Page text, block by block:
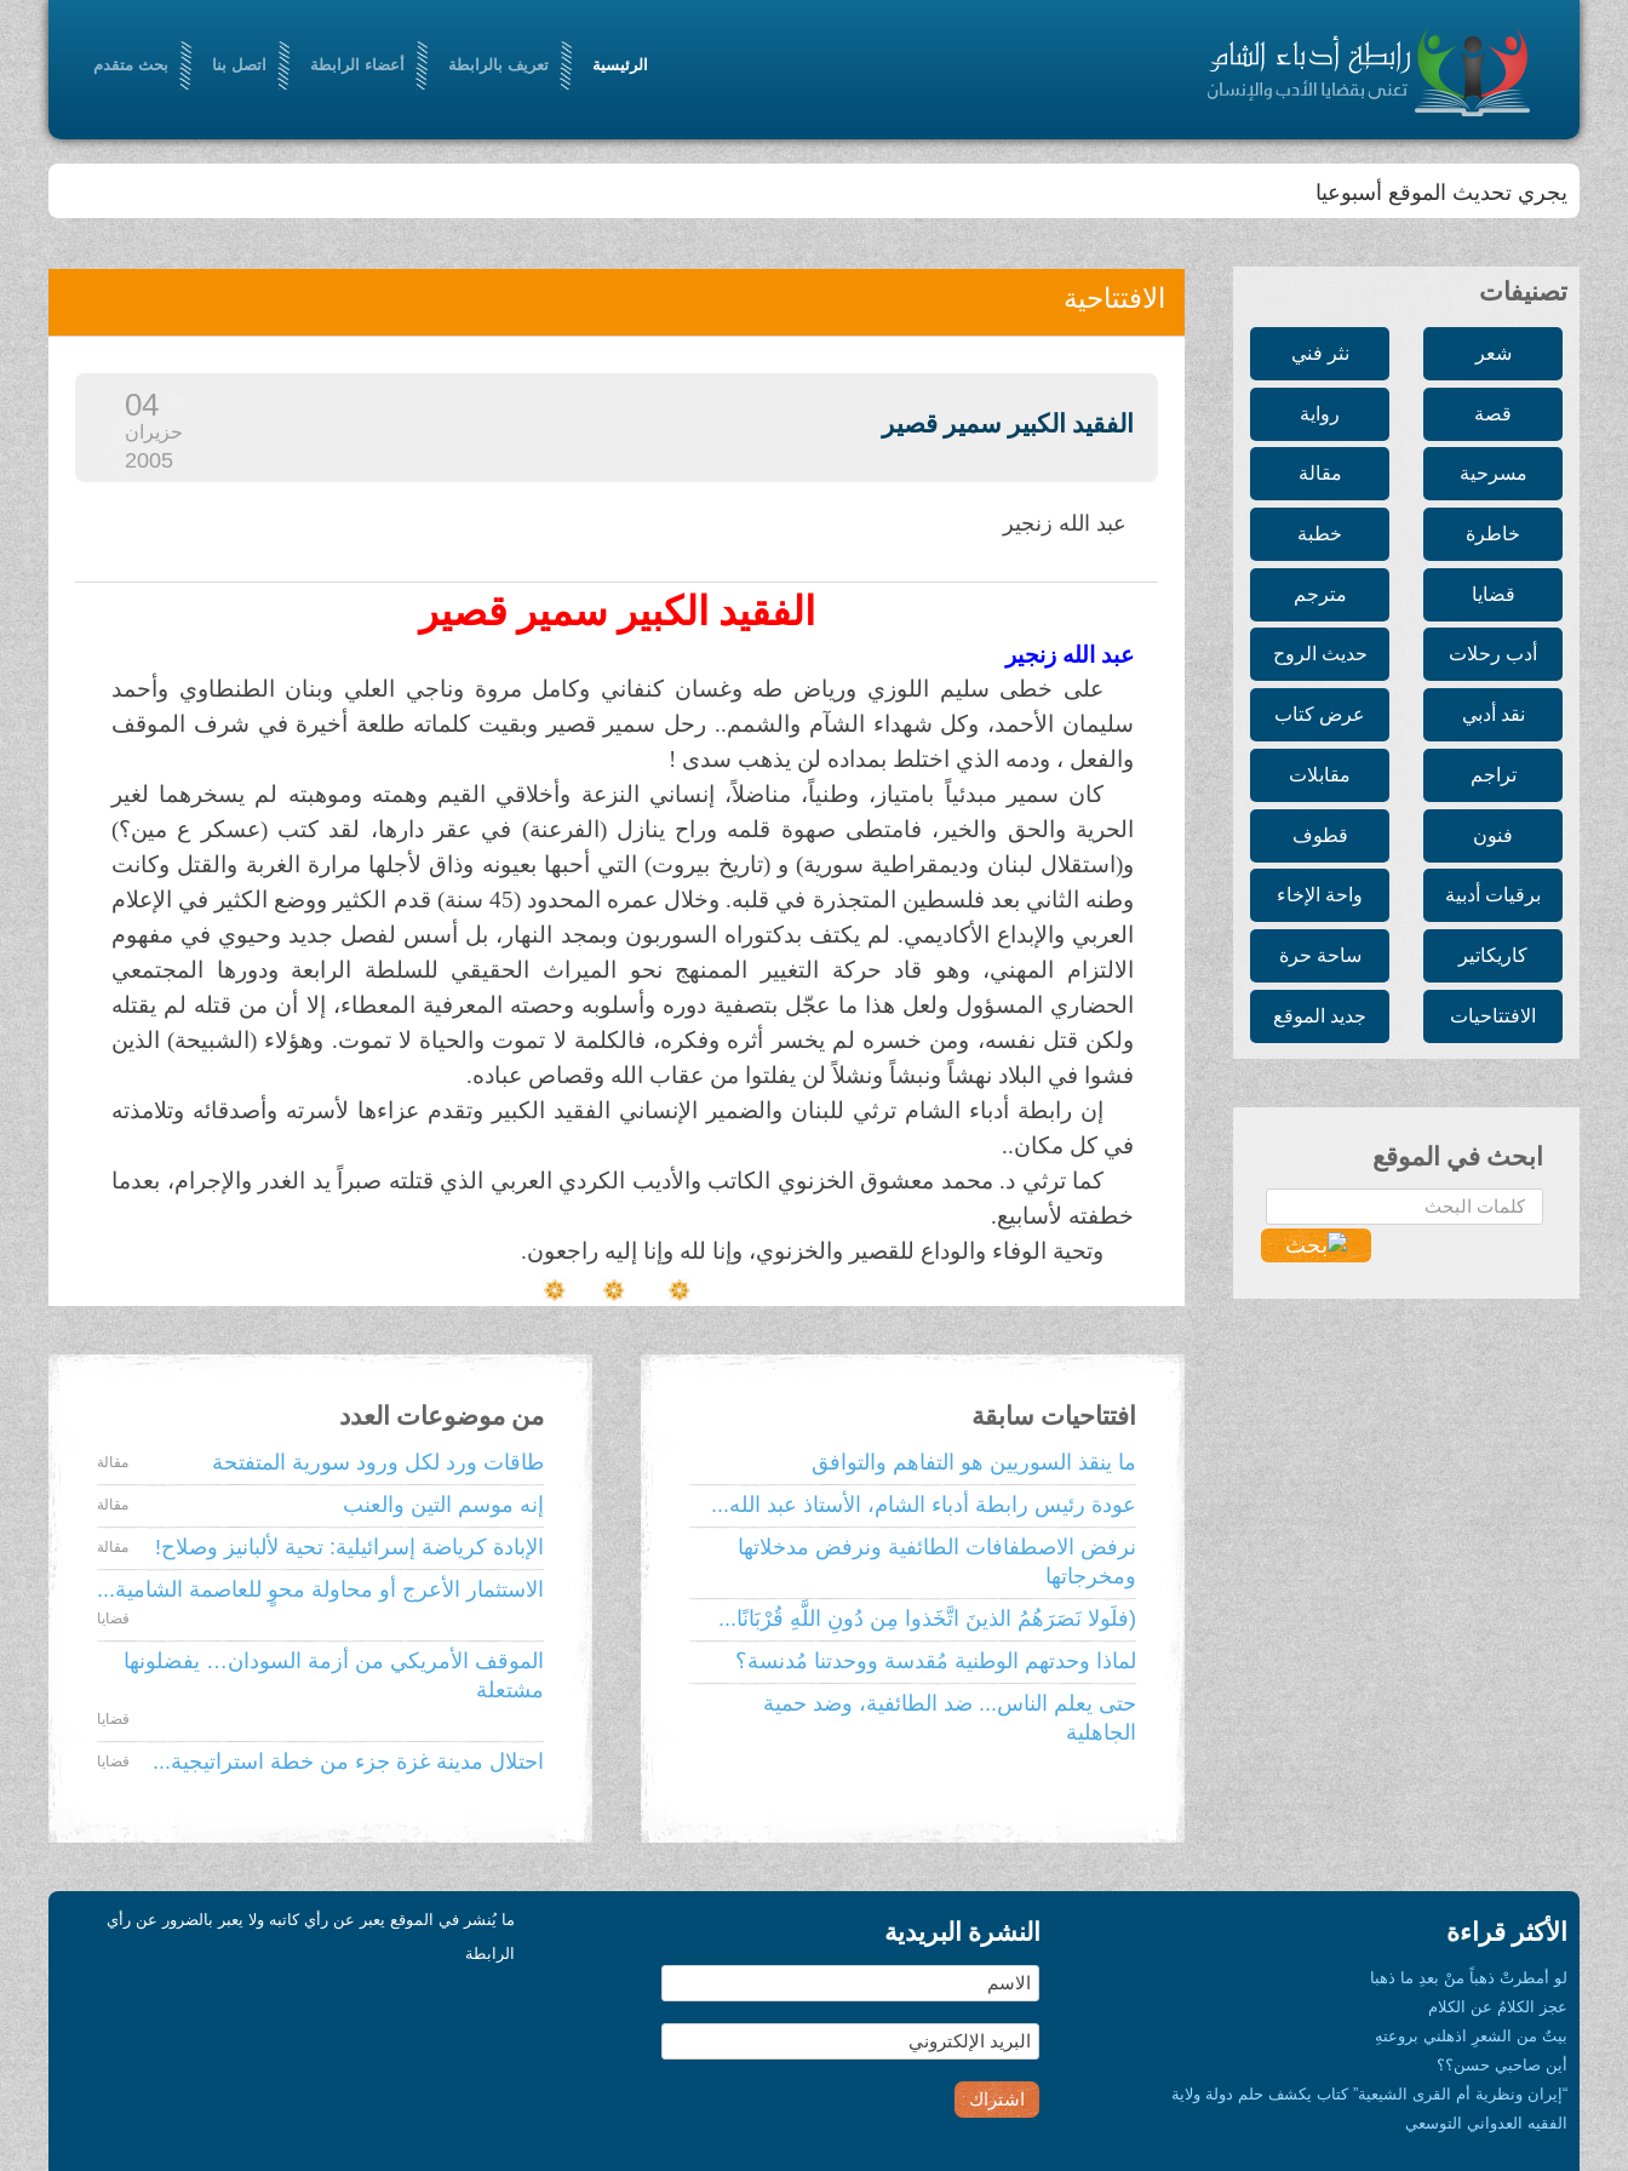
الرئيسية تعريف بالرابطة أعضاء الرابطة اتصل بنا بحث متقدم
يجري تحديث الموقع أسبوعيا
تصنيفات
شعر نثر فني
قصة رواية
مسرحية مقالة
خاطرة خطبة
قضايا مترجم
أدب رحلات حديث الروح
نقد أدبي عرض كتاب
تراجم مقابلات
فنون قطوف
برقيات أدبية واحة الإخاء
كاريكاتير ساحة حرة
الافتتاحيات جديد الموقع
ابحث في الموقع
البحث...
الافتتاحية
الفقيد الكبير سمير قصير
04
حزيران
2005
عبد الله زنجير
الفقيد الكبير سمير قصير
عبد الله زنجير
على خطى سليم اللوزي ورياض طه وغسان كنفاني وكامل مروة وناجي العلي وبنان الطنطاوي وأحمد
سليمان الأحمد، وكل شهداء الشآم والشمم.. رحل سمير قصير وبقيت كلماته طلعة أخيرة في شرف الموقف
والفعل ، ودمه الذي اختلط بمداده لن يذهب سدى !
كان سمير مبدئياً بامتياز، وطنياً، مناضلاً، إنساني النزعة وأخلاقي القيم وهمته وموهبته لم يسخرهما لغير
الحرية والحق والخير، فامتطى صهوة قلمه وراح ينازل (الفرعنة) في عقر دارها، لقد كتب (عسكر ع مين؟)
و(استقلال لبنان وديمقراطية سورية) و (تاريخ بيروت) التي أحبها بعيونه وذاق لأجلها مرارة
الغربة والقتل وكانت
وطنه الثاني بعد فلسطين المتجذرة في قلبه. وخلال عمره
المحدود
(45 سنة) قدم الكثير ووضع الكثير في الإعلام
العربي والإبداع الأكاديمي. لم يكتف بدكتوراه السوربون وبمجد النهار، بل أسس لفصل جديد وحيوي في مفهوم
الالتزام المهني، وهو قاد حركة التغيير الممنهج نحو الميراث الحقيقي للسلطة الرابعة ودورها المجتمعي
الحضاري المسؤول ولعل هذا ما عجّل بتصفية دوره وأسلوبه وحصته المعرفية المعطاء، إلا أن من قتله لم يقتله
ولكن قتل نفسه، ومن خسره لم يخسر أثره وفكره، فالكلمة لا تموت والحياة لا تموت. وهؤلاء (الشبيحة)
الذين
فشوا في البلاد نهشاً ونبشاً ونشلاً لن يفلتوا من عقاب الله وقصاص عباده.
إن رابطة أدباء الشام ترثي للبنان والضمير الإنساني الفقيد الكبير وتقدم عزاءها لأسرته وأصدقائه وتلامذته
في كل مكان..
كما ترثي د. محمد معشوق الخزنوي الكاتب والأديب الكردي العربي الذي قتلته صبراً
يد الغدر والإجرام، بعدما
خطفته لأسابيع.
وتحية الوفاء والوداع للقصير والخزنوي، وإنا لله وإنا إليه راجعون.
افتتاحيات سابقة
ما ينقذ السوريين هو التفاهم والتوافق
عودة رئيس رابطة أدباء الشام، الأستاذ عبد الله...
نرفض الاصطفافات الطائفية ونرفض مدخلاتها
ومخرجاتها
(فلَولا نَصَرَهُمُ الذينَ اتَّخَذوا مِن دُونِ اللَّهِ قُرْبَانًا...
لماذا وحدتهم الوطنية مُقدسة ووحدتنا مُدنسة؟
حتى يعلم الناس... ضد الطائفية، وضد حمية
الجاهلية
من موضوعات العدد
طاقات ورد لكل ورود سورية المتفتحة مقالة
إنه موسم التين والعنب مقالة
الإبادة كرياضة إسرائيلية: تحية لألبانيز وصلاح! مقالة
الاستثمار الأعرج أو محاولة محوٍ للعاصمة الشامية...
قضايا
الموقف الأمريكي من أزمة السودان… يفضلونها
مشتعلة
قضايا
احتلال مدينة غزة جزء من خطة استراتيجية... قضايا
الأكثر قراءة
لو أمطرتْ ذهباً منْ بعدِ ما ذهبا
عجز الكلامُ عن الكلام
بيتٌ من الشعرِ اذهلني بروعتهِ
أين صاحبي حسن؟؟
“إيران ونظرية أم القرى الشيعية” كتاب يكشف حلم دولة ولاية
الفقيه العدواني التوسعي
النشرة البريدية
ما يُنشر في الموقع يعبر عن رأي كاتبه ولا يعبر بالضرور عن رأي
الرابطة